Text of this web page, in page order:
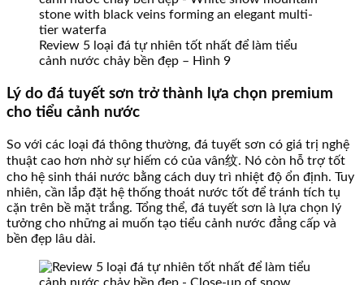
Review 5 loại đá tự nhiên tốt nhất để làm tiểu
cảnh nước chảy bền đẹp – Hình 9
Lý do đá tuyết sơn trở thành lựa chọn premium
cho tiểu cảnh nước
So với các loại đá thông thường, đá tuyết sơn có giá trị nghệ
thuật cao hơn nhờ sự hiếm có của vân纹. Nó còn hỗ trợ tốt
cho hệ sinh thái nước bằng cách duy trì nhiệt độ ổn định. Tuy
nhiên, cần lắp đặt hệ thống thoát nước tốt để tránh tích tụ
cặn trên bề mặt trắng. Tổng thể, đá tuyết sơn là lựa chọn lý
tưởng cho những ai muốn tạo tiểu cảnh nước đẳng cấp và
bền đẹp lâu dài.